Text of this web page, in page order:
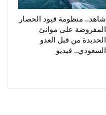
شاهد.. منظومة قيود الحصار
المفروضة على موانئ
الحديدة من قبل العدو
السعودي.. فيديو